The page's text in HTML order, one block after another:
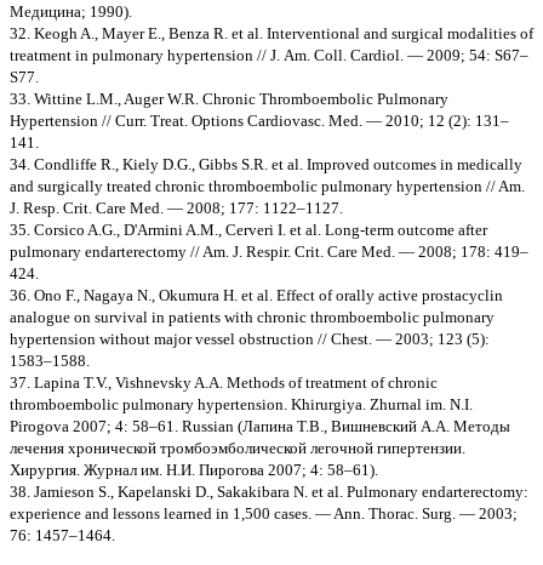
Медицина; 1990).
32. Keogh A., Mayer E., Benza R. et al. Interventional and surgical modalities of
treatment in pulmonary hypertension // J. Am. Coll. Cardiol. — 2009; 54: S67–
S77.
33. Wittine L.M., Auger W.R. Chronic Thromboembolic Pulmonary
Hypertension // Curr. Treat. Options Cardiovasc. Med. — 2010; 12 (2): 131–
141.
34. Condliffe R., Kiely D.G., Gibbs S.R. et al. Improved outcomes in medically
and surgically treated chronic thromboembolic pulmonary hypertension // Am.
J. Resp. Crit. Care Med. — 2008; 177: 1122–1127.
35. Corsico A.G., D'Armini A.M., Cerveri I. et al. Long-term outcome after
pulmonary endarterectomy // Am. J. Respir. Crit. Care Med. — 2008; 178: 419–
424.
36. Ono F., Nagaya N., Okumura H. et al. Effect of orally active prostacyclin
analogue on survival in patients with chronic thromboembolic pulmonary
hypertension without major vessel obstruction // Chest. — 2003; 123 (5):
1583–1588.
37. Lapina T.V., Vishnevsky A.A. Methods of treatment of chronic
thromboembolic pulmonary hypertension. Khirurgiya. Zhurnal im. N.I.
Pirogova 2007; 4: 58–61. Russian (Лапина Т.В., Вишневский A.A. Методы
лечения хронической тромбоэмболической легочной гипертензии.
Хирургия. Журнал им. Н.И. Пирогова 2007; 4: 58–61).
38. Jamieson S., Kapelanski D., Sakakibara N. et al. Pulmonary endarterectomy:
experience and lessons learned in 1,500 cases. — Ann. Thorac. Surg. — 2003;
76: 1457–1464.